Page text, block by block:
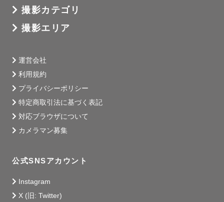
撮影カテゴリ
撮影エリア
運営会社
利用規約
プライバシーポリシー
特定商取引法に基づく表記
対応ブラウザについて
カメラマン募集
公式SNSアカウント
Instagram
X (旧: Twitter)